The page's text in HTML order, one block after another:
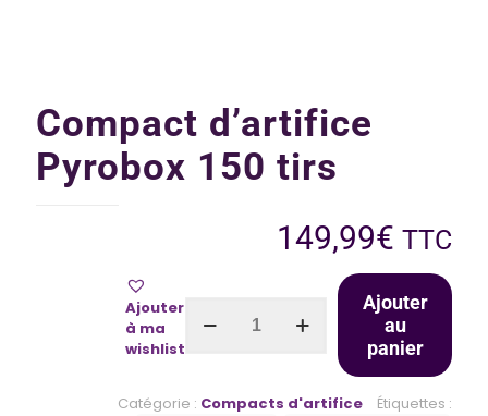
Compact d’artifice
Pyrobox 150 tirs
149,99€ TTC
Ajouter
à ma
wishlist
Ajouter
au
panier
Catégorie : Compacts d'artifice Étiquettes :